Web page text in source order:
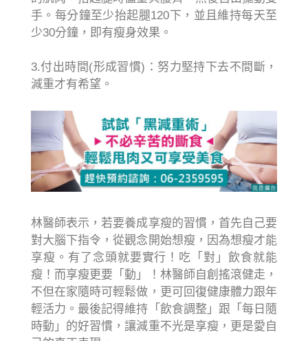
手。每分鐘至少抬起腿120下，並且維持每天至
少30分鐘，即有瘦身效果。
3.付出時間(形成習慣)：努力堅持下去不間斷，
減重才有希望。
林醫師表示，若要養成享瘦的習慣，首先自己要
對大腦下指令，從觀念開始想瘦，因為想瘦才能
享瘦。有了念頭就要實行！吃「對」飲食就能
瘦！而享瘦更要「動」！林醫師自創搖滾健走，
不但在家隨時可輕鬆做，更可回復健康體力跟年
輕活力。最後記得維持「飲食調整」跟「每日隨
時動」的好習慣，讓減重不光是享瘦，更是愛自